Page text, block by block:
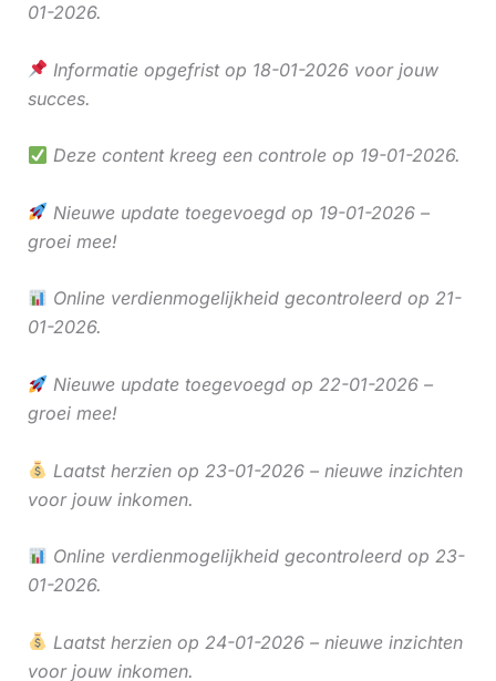
01-2026.
Informatie opgefrist op 18-01-2026 voor jouw
succes.
Deze content kreeg een controle op 19-01-2026.
Nieuwe update toegevoegd op 19-01-2026 –
groei mee!
Online verdienmogelijkheid gecontroleerd op 21-
01-2026.
Nieuwe update toegevoegd op 22-01-2026 –
groei mee!
Laatst herzien op 23-01-2026 – nieuwe inzichten
voor jouw inkomen.
Online verdienmogelijkheid gecontroleerd op 23-
01-2026.
Laatst herzien op 24-01-2026 – nieuwe inzichten
voor jouw inkomen.